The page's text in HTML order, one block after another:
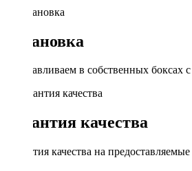
Установка
Устанавливаем в собственных боксах
Гарантия качества
Гарантия качества на